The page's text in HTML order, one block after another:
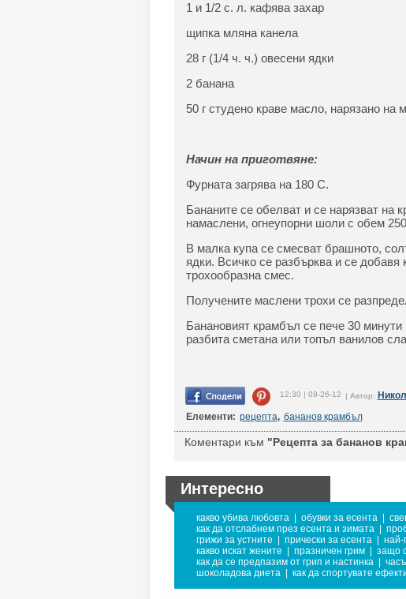
1 и 1/2 с. л. кафява захар
щипка мляна канела
28 г (1/4 ч. ч.) овесени ядки
2 банана
50 г студено краве масло, нарязано на
Начин на приготвяне:
Фурната загрява на 180 С.
Бананите се обелват и се нарязват на
намаслени, огнеупорни шоли с обем
В малка купа се смесват брашното,
ядки. Всичко се разбърква и се
трохообразна смес.
Получените маслени трохи се
Банановият крамбъл се пече 30
разбита сметана или топъл ванилов
12:30 | 09-26-12 | Автор: Никол
Елементи: рецепта, бананов крамбъл
Коментари към "Рецепта за бананов
Интересно
какво убива любовта обувки за есента
как да отслабнем през есента и зимата
грижи за устните
прически за есента най-
какво искат жените
празничен грим защо
как да се предпазим от грип и настинка
шоколадова диета
как да спортувате